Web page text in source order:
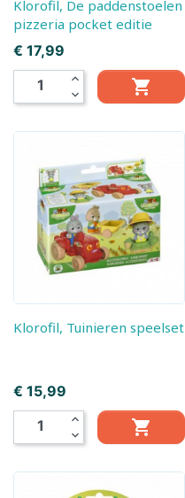
Klorofil, De paddenstoelen
pizzeria pocket editie
Prijs
€ 17,99
expand_less
expand_more

Klorofil, Tuinieren speelset
Prijs
€ 15,99
expand_less
expand_more
